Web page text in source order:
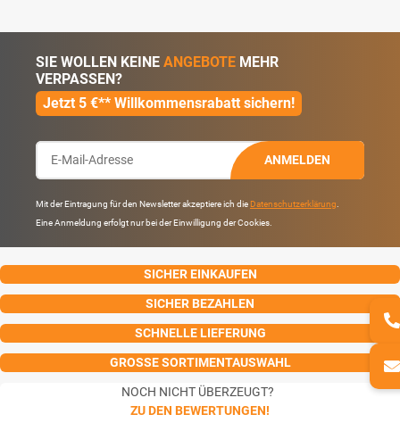
SIE WOLLEN KEINE ANGEBOTE MEHR
VERPASSEN?
Jetzt 5 €** Willkommensrabatt sichern!
ANMELDEN
Mit der Eintragung für den Newsletter akzeptiere ich die Datenschutzerklärung
Eine Anmeldung erfolgt nur bei der Einwilligung der Cookies.
SICHER EINKAUFEN
SICHER BEZAHLEN
SCHNELLE LIEFERUNG
GROSSE SORTIMENTAUSWAHL
NOCH NICHT ÜBERZEUGT?
ZU DEN BEWERTUNGEN!